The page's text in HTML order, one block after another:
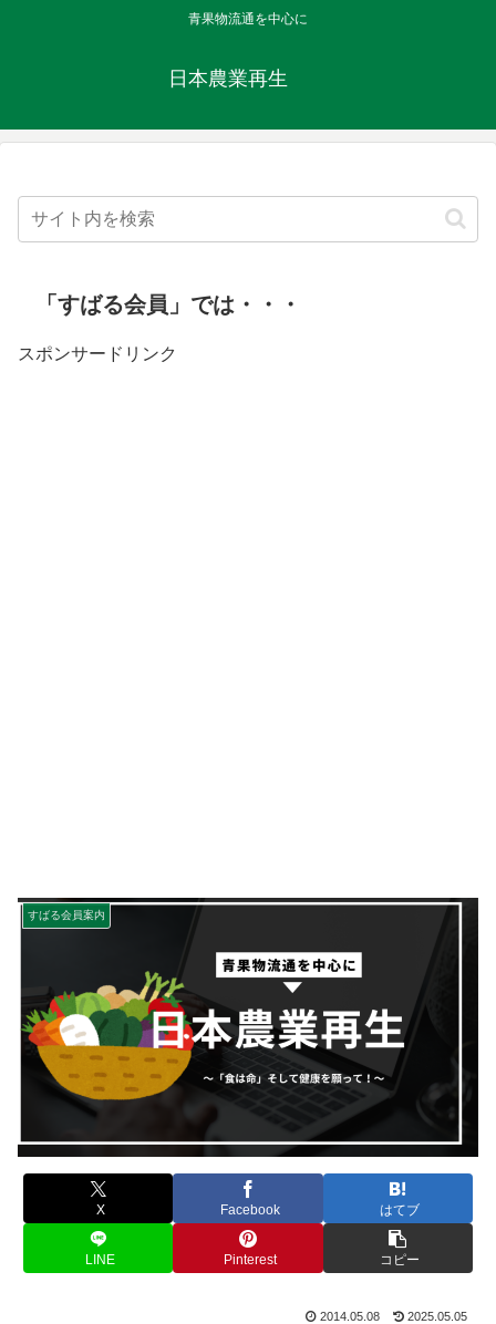
青果物流通を中心に
日本農業再生
「すばる会員」では・・・
スポンサードリンク
すばる会員案内
X Facebook はてブ
LINE Pinterest コピー
2014.05.08 2025.05.05